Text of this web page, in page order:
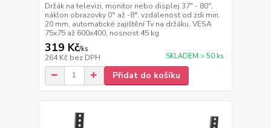
Držák na televizi, monitor nebo displej 37" - 80",
náklon obrazovky 0° až -8°, vzdálenost od zdi min.
20 mm, automatické zajištění Tv na držáku, VESA
75x75 až 600x400, nosnost 45 kg
319 Kč/ks
264 Kč bez DPH SKLADEM > 50 ks
Přidat do košíku